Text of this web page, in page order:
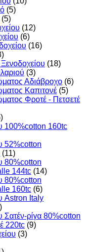
(5)
(5)
(12)
(6)
(16)
(18)
(3)
Αδιάβροχο (6)
Καπιτονέ (5)
Φροτέ - Πετσετέ
100%cotton 160tc
52%cotton
(11)
80%cotton
144tc (14)
80%cotton
160tc (6)
Astron Italy
Σατέν-ρίγα 80%cotton
220tc (9)
(3)